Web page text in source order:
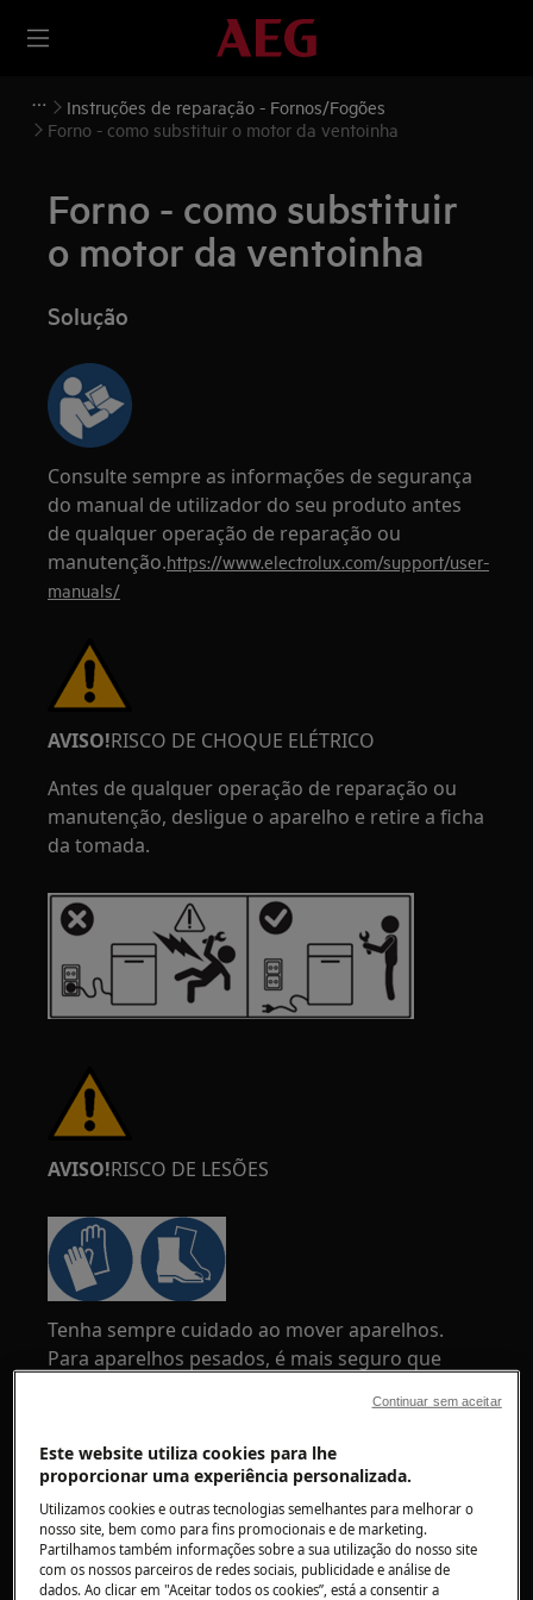
Instruções de reparação - Fornos/Fogões
Forno - como substituir o motor da ventoinha
Forno - como substituir
o motor da ventoinha
Solução
Consulte sempre as informações de segurança
do manual de utilizador do seu produto antes
de qualquer operação de reparação ou
manutenção.https://www.electrolux.com/support/user-
manuals/
AVISO!RISCO DE CHOQUE ELÉTRICO
Antes de qualquer operação de reparação ou
manutenção, desligue o aparelho e retire a ficha
da tomada.
AVISO!RISCO DE LESÕES
Tenha sempre cuidado ao mover aparelhos.
Para aparelhos pesados, é mais seguro que
sempre luvas de proteção e calçado de
segurança. Use luvas de proteção em todos os
momentos para se proteger de cortes
provocados por arestas afiadas.
Este website utiliza cookies para lhe
proporcionar uma experiência personalizada.
Utilizamos cookies e outras tecnologias semelhantes para melhorar o
nosso site, bem como para fins promocionais e de marketing.
Partilhamos também informações sobre a sua utilização do nosso site
com os nossos parceiros de redes sociais, publicidade e análise de
dados. Ao clicar em "Aceitar todos os cookies”, está a consentir a
Continuar sem aceitar